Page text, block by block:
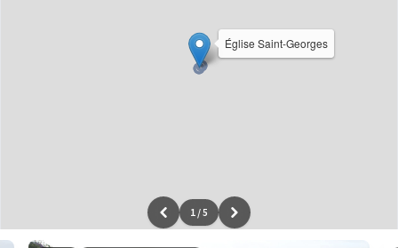
Église Saint-Georges
1 /5